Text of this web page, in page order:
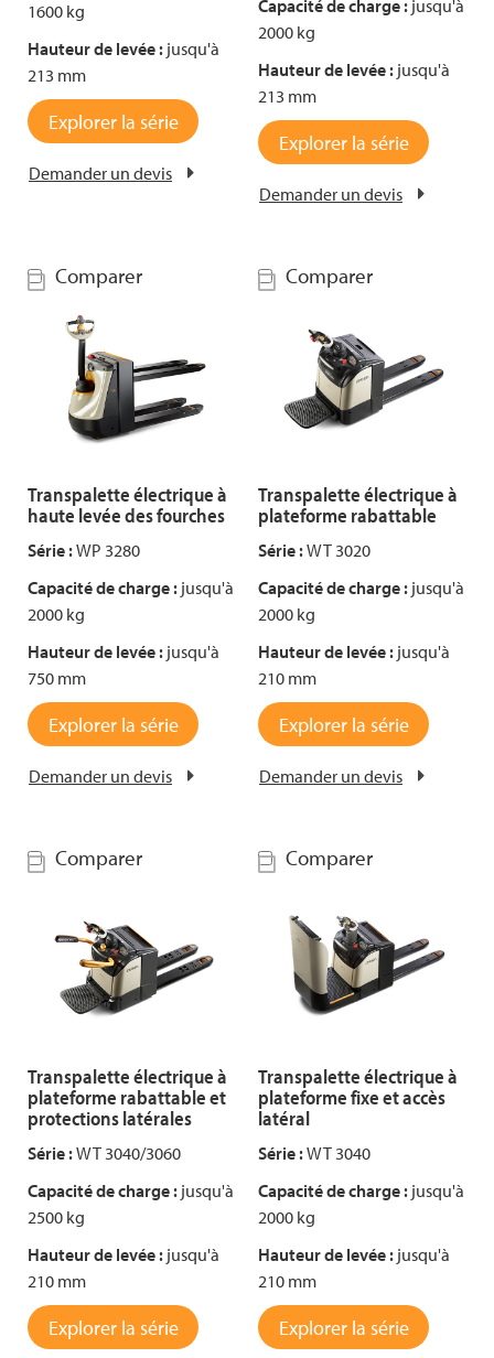
1600 kg
Hauteur de levée : jusqu'à
213 mm
Explorer la série
Demander un devis
Capacité de charge : jusqu'à
2000 kg
Hauteur de levée : jusqu'à
213 mm
Explorer la série
Demander un devis
Comparer
Transpalette électrique à
haute levée des fourches
Série :WP 3280
Capacité de charge : jusqu'à
2000 kg
Hauteur de levée : jusqu'à
750 mm
Explorer la série
Demander un devis
Comparer
Transpalette électrique à
plateforme rabattable
Série :WT 3020
Capacité de charge : jusqu'à
2000 kg
Hauteur de levée : jusqu'à
210 mm
Explorer la série
Demander un devis
Comparer
Transpalette électrique à
plateforme rabattable et
protections latérales
Série :WT 3040/3060
Capacité de charge : jusqu'à
2500 kg
Hauteur de levée : jusqu'à
210 mm
Explorer la série
Comparer
Transpalette électrique à
plateforme fixe et accès
latéral
Série :WT 3040
Capacité de charge : jusqu'à
2000 kg
Hauteur de levée : jusqu'à
210 mm
Explorer la série